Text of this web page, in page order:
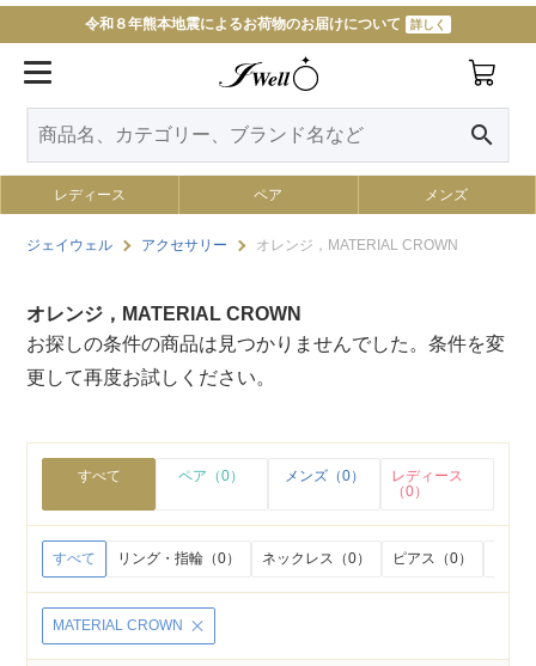
令和８年熊本地震によるお荷物のお届けについて 詳しく
search
レディース ペア メンズ
ジェイウェル アクセサリー オレンジ，MATERIAL CROWN
オレンジ，MATERIAL CROWN
お探しの条件の商品は見つかりませんでした。条件を変
更して再度お試しください。
すべて ペア（0） メンズ（0）
レディース
（0）
すべて リング・指輪（0） ネックレス（0） ピアス（0）
MATERIAL CROWN